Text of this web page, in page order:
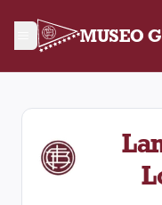
MUSEO
Fecha 10. Partido